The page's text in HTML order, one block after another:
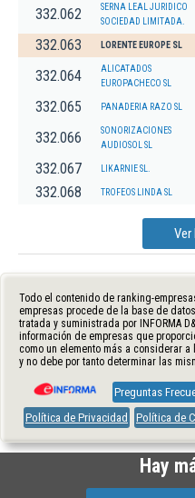
332.062
SERNA LEAL JURIDICO
SOCIEDAD LIMITADA.
332.063 LORENTE EUROPE SL
332.064
ALICATADOS
EUROPACHECO SL
332.065 PANADERIA RAZO SL
332.066
SONORIZACIONES
AUDIOSOL SL
332.067 LIKARNIE SL.
332.068 TROFEOS LINDA SL
Ver
Todo el contenido de ranking-
empresas procede de la base de datos
tratada y suministrada por INFORMA
información de empresas que
como un elemento más a considerar
y no debe por tanto determinar las
Preguntas
Política de Privacidad
Política de
Hay